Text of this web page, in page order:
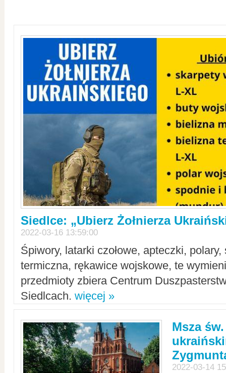
Siedlce: „Ubierz Żołnierza
2022-03-16 13:59:00
Śpiwory, latarki czołowe, apteczki,
termiczna, rękawice wojskowe, te
przedmioty zbiera Centrum
Siedlcach. więcej »
Msza
2022-03-14